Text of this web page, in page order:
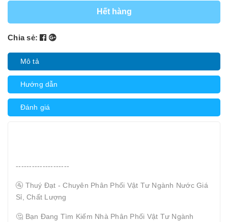
Hết hàng
Chia sẻ:
Mô tả
Hướng dẫn
Đánh giá
--------------------
🚰 Thuý Đạt - Chuyên Phân Phối Vật Tư Ngành Nước Giá
Sỉ, Chất Lượng
🤔 Bạn Đang Tìm Kiếm Nhà Phân Phối Vật Tư Ngành